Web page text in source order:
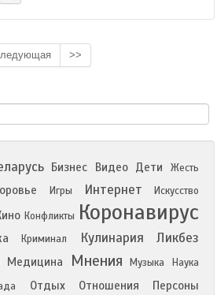
>>
Бизнес Видео Дети
Жесть
Игры Интернет Искусство
Конфликты Коронавирус
Криминал Кулинария Ликбез
Медицина Мнения Музыка Наука
Отдых Отношения Персоны